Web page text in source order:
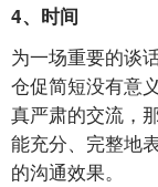
4、时间
为一场重要的谈
仓促简短没有意
真严肃的交流，
能充分、完整地
的沟通效果。